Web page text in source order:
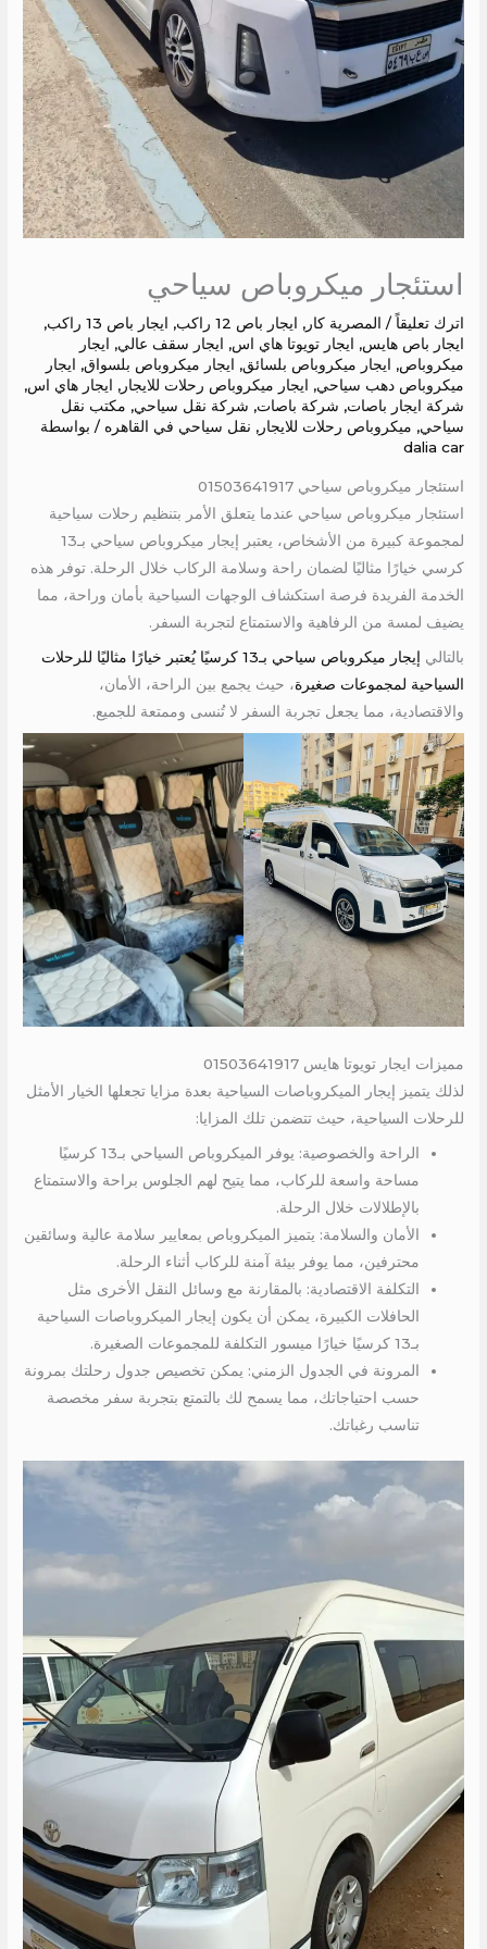
استئجار ميكروباص سياحي
اترك تعليقاً / المصرية كار, ايجار باص 12 راكب , ايجار باص 13 راكب
,
ايجار باص هايس, ايجار تويوتا هاي اس, ايجار سقف عالي, ايجار
ميكروباص, ايجار ميكروباص بلسائق, ايجار ميكروباص بلسواق, ايجار
ميكروباص دهب سياحي, ايجار ميكروباص رحلات للايجار, ايجار هاي اس,
شركة ايجار باصات, شركة باصات, شركة نقل سياحي, مكتب نقل
سياحي, ميكروباص رحلات للايجار, نقل سياحي في القاهره / بواسطة
dalia car
استئجار ميكروباص سياحي 01503641917
استئجار ميكروباص سياحي عندما يتعلق الأمر بتنظيم رحلات سياحية
لمجموعة كبيرة من الأشخاص، يعتبر إيجار ميكروباص سياحي بـ13
كرسي خيارًا مثاليًا لضمان راحة وسلامة الركاب خلال الرحلة. توفر هذه
الخدمة الفريدة فرصة استكشاف الوجهات السياحية بأمان وراحة، مما
يضيف لمسة من الرفاهية والاستمتاع لتجربة السفر.
بالتالي
إيجار ميكروباص سياحي بـ13 كرسيًا يُعتبر خيارًا مثاليًا للرحلات
السياحية لمجموعات صغيرة، حيث يجمع بين الراحة، الأمان،
والاقتصادية، مما يجعل تجربة السفر لا تُنسى وممتعة للجميع.
مميزات ايجار تويوتا هايس 01503641917
لذلك يتميز إيجار الميكروباصات السياحية بعدة مزايا تجعلها الخيار الأمثل
للرحلات السياحية، حيث تتضمن تلك المزايا:
الراحة والخصوصية: يوفر الميكروباص السياحي بـ13 كرسيًا
مساحة واسعة للركاب، مما يتيح لهم الجلوس براحة والاستمتاع
بالإطلالات خلال الرحلة.
الأمان والسلامة: يتميز الميكروباص بمعايير سلامة عالية وسائقين
محترفين، مما يوفر بيئة آمنة للركاب أثناء الرحلة.
التكلفة الاقتصادية: بالمقارنة مع وسائل النقل الأخرى مثل
الحافلات الكبيرة، يمكن أن يكون إيجار الميكروباصات السياحية
بـ13 كرسيًا خيارًا ميسور التكلفة للمجموعات الصغيرة.
المرونة في الجدول الزمني: يمكن تخصيص جدول رحلتك بمرونة
حسب احتياجاتك، مما يسمح لك بالتمتع بتجربة سفر مخصصة
تناسب رغباتك.